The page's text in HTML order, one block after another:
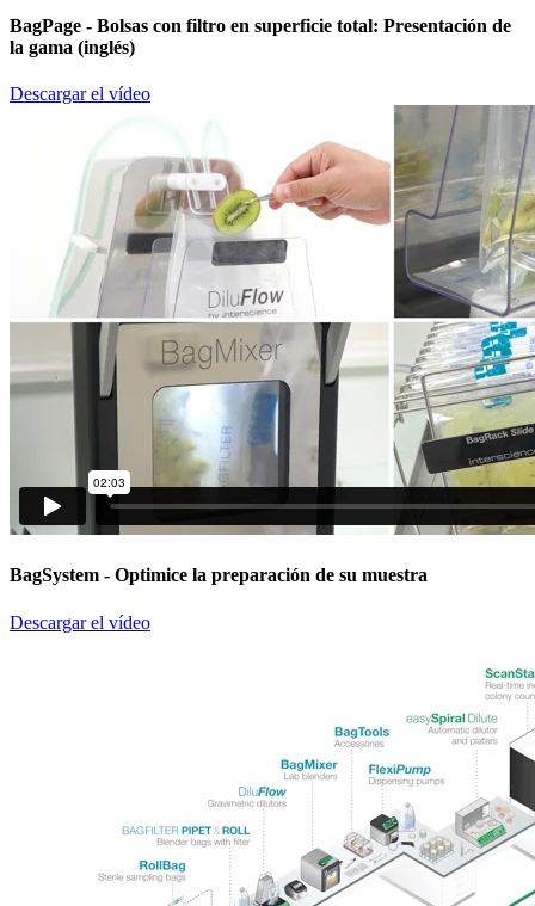
BagPage - Bolsas con filtro en superficie total: Presentación de
la gama (inglés)
Descargar el vídeo
BagSystem - Optimice la preparación de su muestra
Descargar el vídeo